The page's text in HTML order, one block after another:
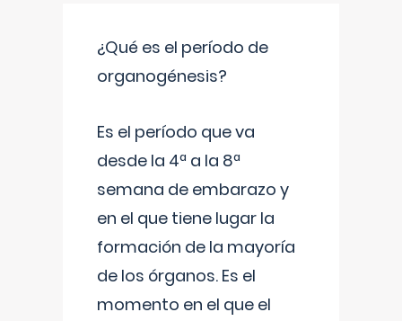
¿Qué es el período de
organogénesis?
Es el período que va
desde la 4ª a la 8ª
semana de embarazo y
en el que tiene lugar la
formación de la mayoría
de los órganos. Es el
momento en el que el